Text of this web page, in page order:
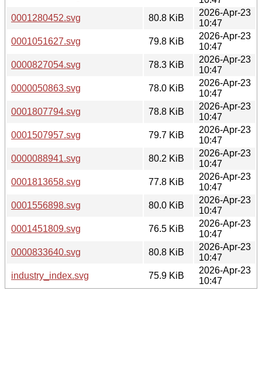
0001280452.svg
80.8 KiB
2026-Apr-23
10:47
0001051627.svg
79.8 KiB
2026-Apr-23
10:47
0000827054.svg
78.3 KiB
2026-Apr-23
10:47
0000050863.svg
78.0 KiB
2026-Apr-23
10:47
0001807794.svg
78.8 KiB
2026-Apr-23
10:47
0001507957.svg
79.7 KiB
2026-Apr-23
10:47
0000088941.svg
80.2 KiB
2026-Apr-23
10:47
0001813658.svg
77.8 KiB
2026-Apr-23
10:47
0001556898.svg
80.0 KiB
2026-Apr-23
10:47
0001451809.svg
76.5 KiB
2026-Apr-23
10:47
0000833640.svg
80.8 KiB
2026-Apr-23
10:47
industry_index.svg
75.9 KiB
2026-Apr-23
10:47